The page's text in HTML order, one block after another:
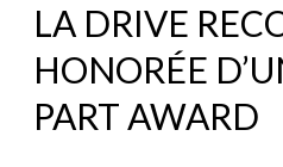
LA DRIVE
HONORÉE
PART AWARD